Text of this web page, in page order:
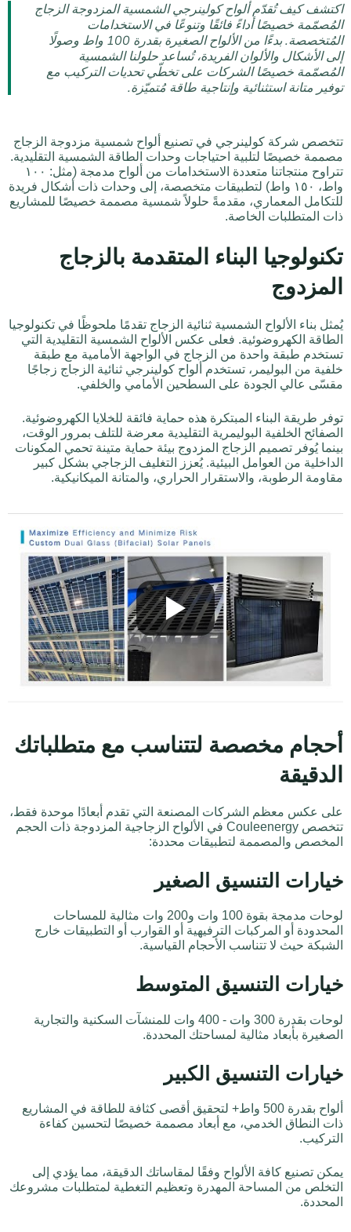
اكتشف كيف تُقدّم ألواح كولينرجي الشمسية المزدوجة الزجاج
المُصمّمة خصيصًا أداءً فائقًا وتنوعًا في الاستخدامات
المُتخصصة. بدءًا من الألواح الصغيرة بقدرة 100 واط وصولًا
إلى الأشكال والألوان الفريدة، تُساعد حلولنا الشمسية
المُصمّمة خصيصًا الشركات على تخطّي تحديات التركيب مع
توفير متانة استثنائية وإنتاجية طاقة مُتميّزة.
تتخصص شركة كولينرجي في تصنيع ألواح شمسية مزدوجة الزجاج
مصممة خصيصًا لتلبية احتياجات وحدات الطاقة الشمسية التقليدية.
تتراوح منتجاتنا متعددة الاستخدامات من ألواح مدمجة (مثل: ١٠٠
واط، ١٥٠ واط) لتطبيقات متخصصة، إلى وحدات ذات أشكال فريدة
للتكامل المعماري، مقدمةً حلولاً شمسية مصممة خصيصًا للمشاريع
ذات المتطلبات الخاصة.
تكنولوجيا البناء المتقدمة بالزجاج
المزدوج
يُمثل بناء الألواح الشمسية ثنائية الزجاج تقدمًا ملحوظًا في تكنولوجيا
الطاقة الكهروضوئية. فعلى عكس الألواح الشمسية التقليدية التي
تستخدم طبقة واحدة من الزجاج في الواجهة الأمامية مع طبقة
خلفية من البوليمر، تستخدم ألواح كولينرجي ثنائية الزجاج زجاجًا
مقسّى عالي الجودة على السطحين الأمامي والخلفي.
توفر طريقة البناء المبتكرة هذه حماية فائقة للخلايا الكهروضوئية.
الصفائح الخلفية البوليمرية التقليدية معرضة للتلف بمرور الوقت،
بينما يُوفر تصميم الزجاج المزدوج بيئة حماية متينة تحمي المكونات
الداخلية من العوامل البيئية. يُعزز التغليف الزجاجي بشكل كبير
مقاومة الرطوبة، والاستقرار الحراري، والمتانة الميكانيكية.
أحجام مخصصة لتتناسب مع متطلباتك
الدقيقة
على عكس معظم الشركات المصنعة التي تقدم أبعادًا موحدة فقط،
تتخصص Couleenergy في الألواح الزجاجية المزدوجة ذات الحجم
المخصص والمصممة لتطبيقات محددة:
خيارات التنسيق الصغير
لوحات مدمجة بقوة 100 وات و200 وات مثالية للمساحات
المحدودة أو المركبات الترفيهية أو القوارب أو التطبيقات خارج
الشبكة حيث لا تتناسب الأحجام القياسية.
خيارات التنسيق المتوسط
لوحات بقدرة 300 وات - 400 وات للمنشآت السكنية والتجارية
الصغيرة بأبعاد مثالية لمساحتك المحددة.
خيارات التنسيق الكبير
ألواح بقدرة 500 واط+ لتحقيق أقصى كثافة للطاقة في المشاريع
ذات النطاق الخدمي، مع أبعاد مصممة خصيصًا لتحسين كفاءة
التركيب.
يمكن تصنيع كافة الألواح وفقًا لمقاساتك الدقيقة، مما يؤدي إلى
التخلص من المساحة المهدرة وتعظيم التغطية لمتطلبات مشروعك
المحددة.